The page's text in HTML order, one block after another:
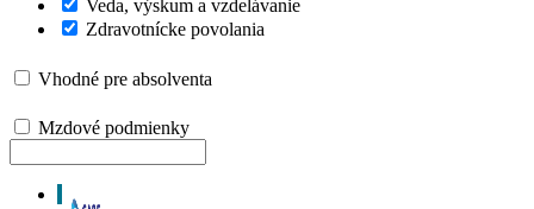
Veda, výskum a vzdelávanie
Zdravotnícke povolania
Vhodné pre absolventa
Mzdové podmienky